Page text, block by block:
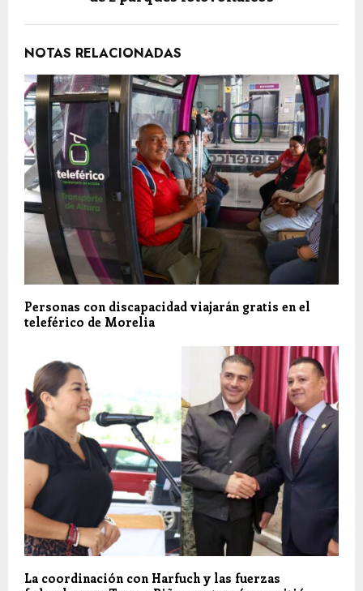
NOTAS RELACIONADAS
Personas con discapacidad viajarán gratis en el
teleférico de Morelia
La coordinación con Harfuch y las fuerzas